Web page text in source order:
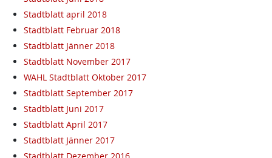
Stadtblatt april 2018
Stadtblatt Februar 2018
Stadtblatt Jänner 2018
Stadtblatt November 2017
WAHL Stadtblatt Oktober 2017
Stadtblatt September 2017
Stadtblatt Juni 2017
Stadtblatt April 2017
Stadtblatt Jänner 2017